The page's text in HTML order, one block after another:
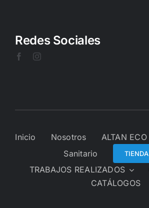
Redes Sociales
Inicio Nosotros ALTAN ECO
Sanitario
TIENDA
TRABAJOS REALIZADOS
CATÁLOGOS